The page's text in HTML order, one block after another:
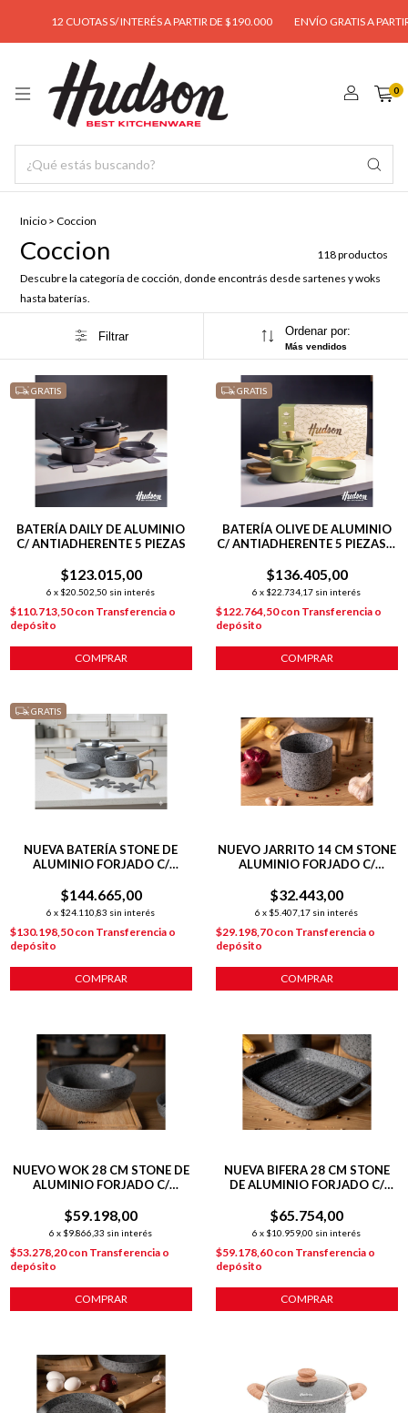
S/ INTERÉS A PARTIR DE $190.000 ENVÍO GRATIS A PARTIR DE $95.000
0
Inicio > Coccion
Coccion
118 productos
Descubre la categoría de cocción, donde encontrás desde sartenes y woks
hasta baterías.
Filtrar Ordenar por:
Más vendidos
GRATIS
BATERÍA DAILY DE ALUMINIO
C/ ANTIADHERENTE 5 PIEZAS
$123.015,00
6 x $20.502,50 sin interés
$110.713,50con Transferencia o
depósito
COMPRAR
GRATIS
BATERÍA OLIVE DE ALUMINIO
C/ ANTIADHERENTE 5 PIEZAS +
$136.405,00
6 x $22.734,17 sin interés
$122.764,50con Transferencia o
depósito
COMPRAR
GRATIS
NUEVA BATERÍA STONE DE
ALUMINIO FORJADO C/
+ COCINERITO
$144.665,00
6 x $24.110,83 sin interés
$130.198,50con Transferencia o
depósito
COMPRAR
NUEVO JARRITO 14 CM STONE
ALUMINIO FORJADO C/
INDUCCION
$32.443,00
6 x $5.407,17 sin interés
$29.198,70con Transferencia o
depósito
COMPRAR
NUEVO WOK 28 CM STONE DE
ALUMINIO FORJADO C/
INDUCCIÓN
$59.198,00
6 x $9.866,33 sin interés
$53.278,20con Transferencia o
depósito
COMPRAR
NUEVA BIFERA 28 CM STONE
DE ALUMINIO FORJADO C/
INDUCCIÓN
$65.754,00
6 x $10.959,00 sin interés
$59.178,60con Transferencia o
depósito
COMPRAR